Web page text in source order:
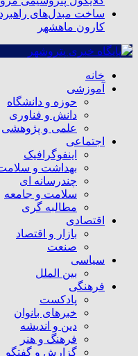
ساخت مبدل‌های
کارون ماهشهر
خانه
آموزشی
حوزه و دانشگاه
دانش و فناوری
علمی و پژوهشی
اجتماعی
اینفوگرافیک
بهداشت و
چندرسانه ای
سلامت و جامعه
مطالبه گری
اقتصادی
بازار و اقتصاد
صنعت
سیاسی
بین الملل
فرهنگی
پادکست
خبرهای بانوان
دین و اندیشه
فرهنگ و هنر
گزارش و گفتگو